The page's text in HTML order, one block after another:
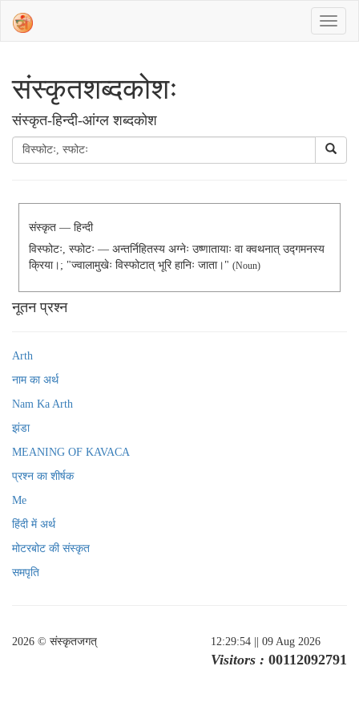
संस्‍कृतशब्‍दकोशः
संस्‍कृत-हिन्दी-आंग्ल शब्दकोश
संस्कृत — हिन्दी
विस्फोटः, स्फोटः — अन्तर्निहितस्य अग्नेः उष्णातायाः वा क्वथनात् उद्गमनस्य
क्रिया।; "ज्वालामुखेः विस्फोटात् भूरि हानिः जाता।" (noun)
नूतन प्रश्न
Arth
नाम का अर्थ
Nam Ka Arth
झंडा
MEANING OF KAVACA
प्रश्न का शीर्षक
Me
हिंदी में अर्थ
मोटरबोट की संस्कृत
समपृति
2026 © संस्कृतजगत् 12:29:54 || 09 Aug 2026
Visitors : 00112092791